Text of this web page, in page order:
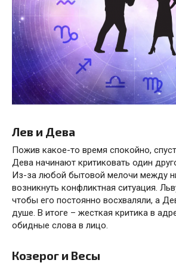
Лев и Дева
Пожив какое-то время спокойно,
Дева начинают критиковать один
Из-за любой бытовой мелочи между
возникнуть конфликтная ситуация.
чтобы его постоянно восхваляли, а
душе. В итоге – жесткая критика в
обидные слова в лицо.
Козерог и Весы